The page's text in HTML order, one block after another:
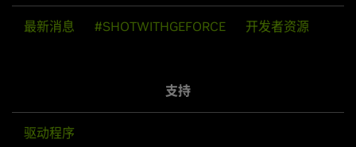
最新消息 #SHOTWITHGEFORCE 开发者资源
支持
驱动程序